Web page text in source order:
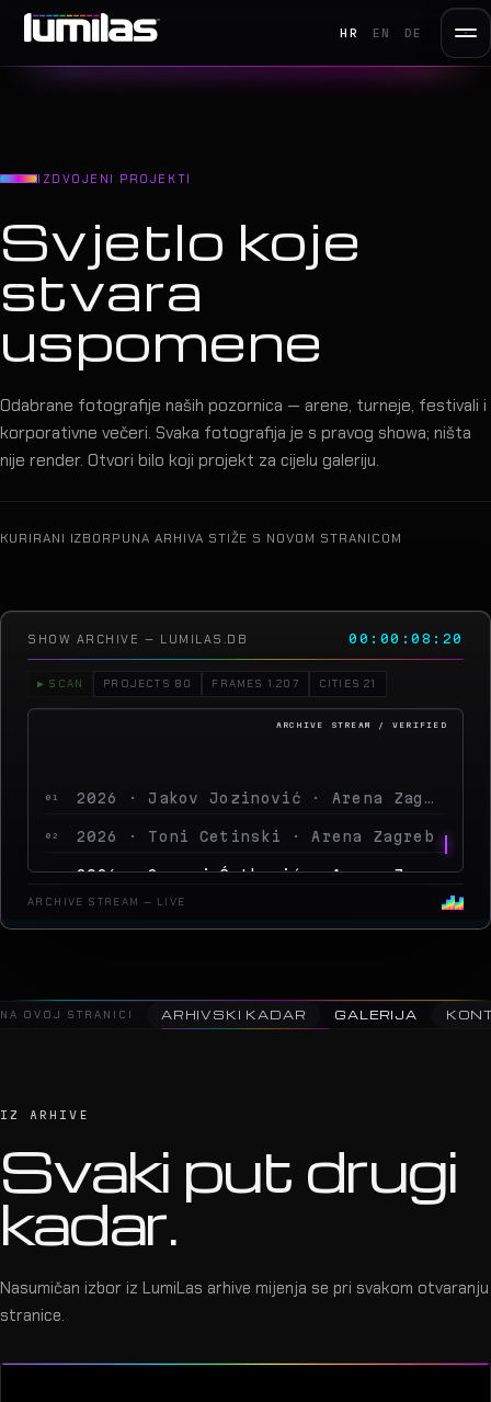
HR EN DE
IZDVOJENI PROJEKTI
Svjetlo koje
stvara
uspomene
Odabrane fotografije naših pozornica — arene, turneje, festivali i
korporativne večeri. Svaka fotografija je s pravog showa; ništa
nije render. Otvori bilo koji projekt za cijelu galeriju.
KURIRANI IZBORPUNA ARHIVA STIŽE S NOVOM STRANICOM
SHOW ARCHIVE — LUMILAS.DB 00:00:10:21
▶ SCAN PROJECTS 80 FRAMES 1.207 CITIES 21
02 2026 · Toni Cetinski · Arena Zagreb
03 2026 · Sergej Ćetković · Arena Zagreb
2026 · Peđa Jovanović · Arena Zagreb
ARCHIVE STREAM — LIVE
NA OVOJ STRANICI ARHIVSKI KADAR GALERIJA
IZ ARHIVE
Svaki put drugi
kadar.
Nasumičan izbor iz LumiLas arhive mijenja se pri svakom otvaranju
stranice.